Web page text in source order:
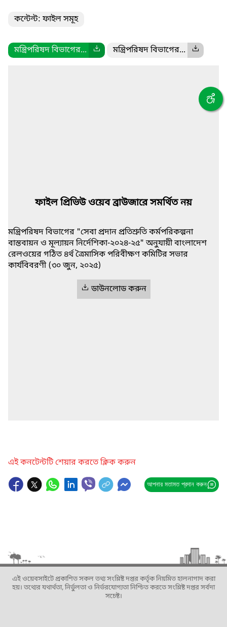
কন্টেন্ট: ফাইল সমূহ
মন্ত্রিপরিষদ বিভাগের... মন্ত্রিপরিষদ বিভাগের...
ফাইল প্রিভিউ ওয়েব ব্রাউজারে সমর্থিত নয়
মন্ত্রিপরিষদ বিভাগের "সেবা প্রদান প্রতিশ্রুতি কর্মপরিকল্পনা
বাস্তবায়ন ও মূল্যায়ন নির্দেশিকা-২০২৪-২৫" অনুযায়ী বাংলাদেশ
রেলওয়ের গঠিত ৪র্থ ত্রৈমাসিক পরিবীক্ষণ কমিটির সভার
কার্যবিবরণী (৩০ জুন, ২০২৫)
ডাউনলোড করুন
এই কনটেন্টটি শেয়ার করতে ক্লিক করুন
আপনার মতামত প্রদান করুন
এই ওয়েবসাইটে প্রকাশিত সকল তথ্য সংশ্লিষ্ট দপ্তর কর্তৃক নিয়মিত হালনাগাদ করা
হয়। তথ্যের যথার্থতা, নির্ভুলতা ও নির্ভরযোগ্যতা নিশ্চিত করতে সংশ্লিষ্ট দপ্তর সর্বদা
সচেষ্ট।